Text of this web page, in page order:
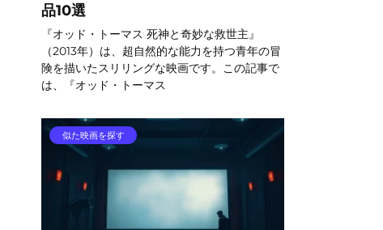
品10選
『オッド・トーマス 死神と奇妙な救世主』
（2013年）は、超自然的な能力を持つ青年の冒
険を描いたスリリングな映画です。この記事で
は、『オッド・トーマス
似た映画を探す